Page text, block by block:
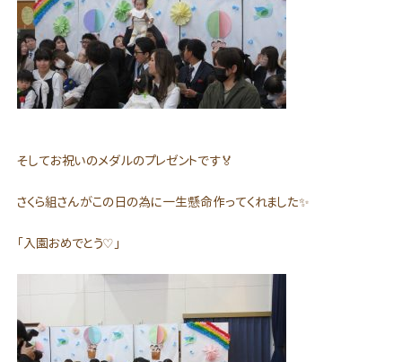
そしてお祝いのメダルのプレゼントです🏅
さくら組さんがこの日の為に一生懸命作ってくれました✨
「入園おめでとう♡」